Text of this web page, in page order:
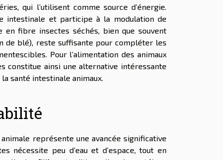
qui l’utilisent comme source d’énergie.
intestinale et participe à la modulation de
fibre insectes séchés, bien que souvent
de blé), reste suffisante pour compléter les
Pour l’alimentation des animaux
constitue ainsi une alternative intéressante
santé intestinale animaux.
représente une avancée significative
nécessite peu d’eau et d’espace, tout en